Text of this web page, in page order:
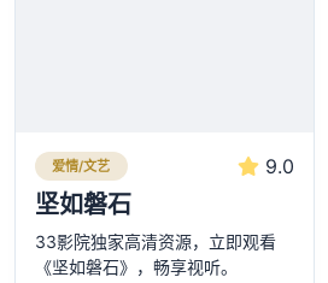
爱情/文艺 9.0
坚如磐石
33影院独家高清资源，立即观看
《坚如磐石》，畅享视听。